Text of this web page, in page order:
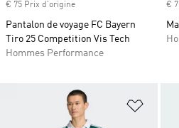
€ 75 Prix d'origine
Pantalon de voyage FC Bayern
Tiro 25 Competition Vis Tech
Hommes Performance
€